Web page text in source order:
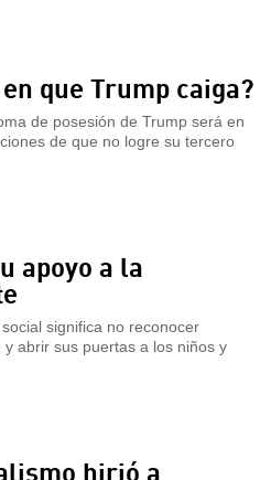
que Trump caiga?
de posesión de Trump será en
de que no logre su tercero
apoyo a la
significa no reconocer
abrir sus puertas a los niños y
hirió a